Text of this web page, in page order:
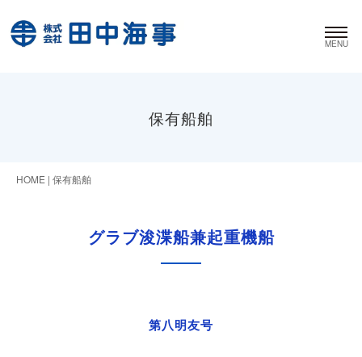
保有船舶
HOME | 保有船舶
グラブ浚渫船兼起重機船
第八明友号